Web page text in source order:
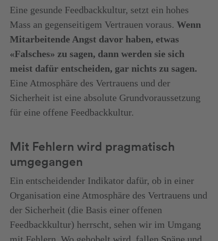
Eine gesunde Feedbackkultur, setzt ein hohes
Mass an gegenseitigem Vertrauen voraus. Wenn
Mitarbeitende Angst davor haben, etwas
«Falsches» zu sagen, dann werden sie sich
meist dafür entscheiden, gar nichts zu sagen.
Eine Atmosphäre des Vertrauens und der
Sicherheit ist eine absolute Grundvoraussetzung
für eine offene Feedbackkultur.
Mit Fehlern wird pragmatisch
umgegangen
Ein entscheidender Indikator dafür, ob in einer
Organisation eine Atmosphäre des Vertrauens und
der Sicherheit (die Basis einer offenen
Feedbackkultur) herrscht, sehen wir im Umgang